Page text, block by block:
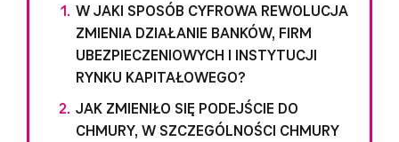
W JAKI SPOSÓB CYFROWA REWOLUCJA
ZMIENIA DZIAŁANIE BANKÓW, FIRM
UBEZPIECZENIOWYCH I INSTYTUCJI
RYNKU KAPITAŁOWEGO?
JAK ZMIENIŁO SIĘ PODEJŚCIE DO
CHMURY, W SZCZEGÓLNOŚCI CHMURY